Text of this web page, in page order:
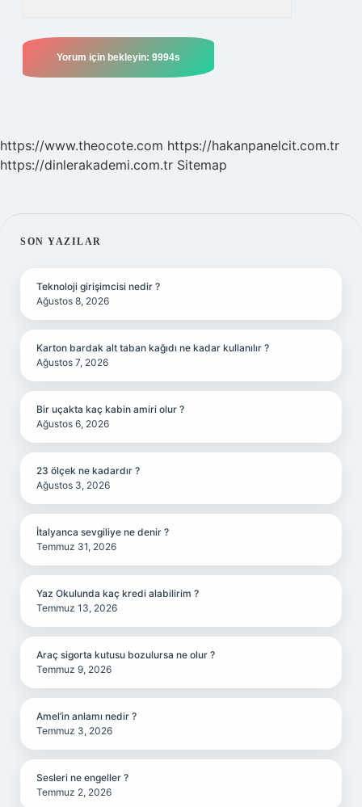
https://www.theocote.com https://hakanpanelcit.com.tr
https://dinlerakademi.com.tr Sitemap
SIDEBAR
SON YAZILAR
Teknoloji girişimcisi nedir ?
Ağustos 8, 2026
Karton bardak alt taban kağıdı ne kadar kullanılır ?
Ağustos 7, 2026
Bir uçakta kaç kabin amiri olur ?
Ağustos 6, 2026
23 ölçek ne kadardır ?
Ağustos 3, 2026
İtalyanca sevgiliye ne denir ?
Temmuz 31, 2026
Yaz Okulunda kaç kredi alabilirim ?
Temmuz 13, 2026
Araç sigorta kutusu bozulursa ne olur ?
Temmuz 9, 2026
Amel’in anlamı nedir ?
Temmuz 3, 2026
Sesleri ne engeller ?
Temmuz 2, 2026